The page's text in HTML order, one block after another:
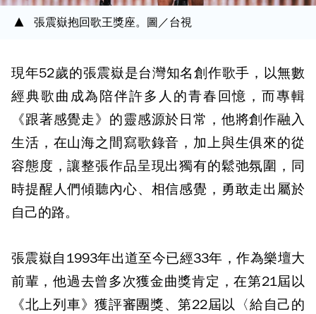
張震嶽抱回歌王獎座。圖／台視
現年52歲的張震嶽是台灣知名創作歌手，以無數
經典歌曲成為陪伴許多人的青春回憶，而專輯
《跟著感覺走》的靈感源於日常，他將創作融入
生活，在山海之間寫歌錄音，加上與生俱來的從
容態度，讓整張作品呈現出獨有的鬆弛氛圍，同
時提醒人們傾聽內心、相信感覺，勇敢走出屬於
自己的路。
張震嶽自1993年出道至今已經33年，作為樂壇大
前輩，他過去曾多次獲金曲獎肯定，在第21屆以
《北上列車》獲評審團獎、第22屆以〈給自己的